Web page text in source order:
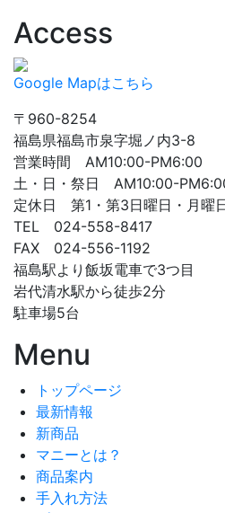
Access
Google Mapはこちら
〒960-8254
福島県福島市泉字堀ノ内3-8
営業時間 AM10:00-PM6:00
土・日・祭日 AM10:00-
定休日 第1・第3日曜日・月
TEL 024-558-8417
FAX 024-556-1192
福島駅より飯坂電車で3つ目
岩代清水駅から徒歩2分
駐車場5台
Menu
トップページ
最新情報
新商品
マニーとは？
商品案内
手入れ方法